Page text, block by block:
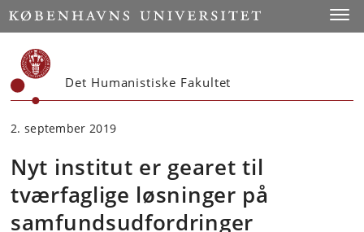
Start
Det Humanistiske Fakultet
2. september 2019
Nyt institut er gearet til
tværfaglige løsninger på
samfundsudfordringer